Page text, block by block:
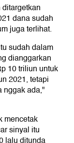
dana sudah
juga terlihat.
sudah dalam
dianggarkan
10 triliun untuk
2021, tetapi
nggak ada,"
mencetak
sinyal itu